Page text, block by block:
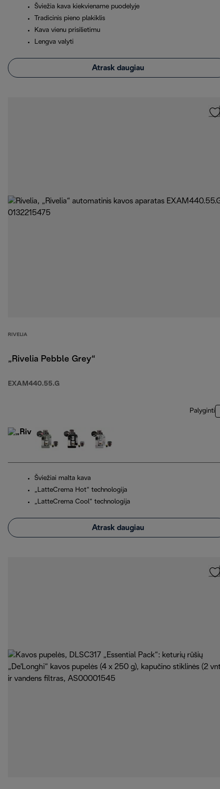
Šviežia kava kiekviename puodelyje
Tradicinis pieno plakiklis
Kava vienu prisilietimu
Lengva valyti
Atrask daugiau
RIVELIA
„Rivelia Pebble Grey“
EXAM440.55.G
Palyginti
Šviežiai malta kava
„LatteCrema Hot“ technologija
„LatteCrema Cool“ technologija
Atrask daugiau